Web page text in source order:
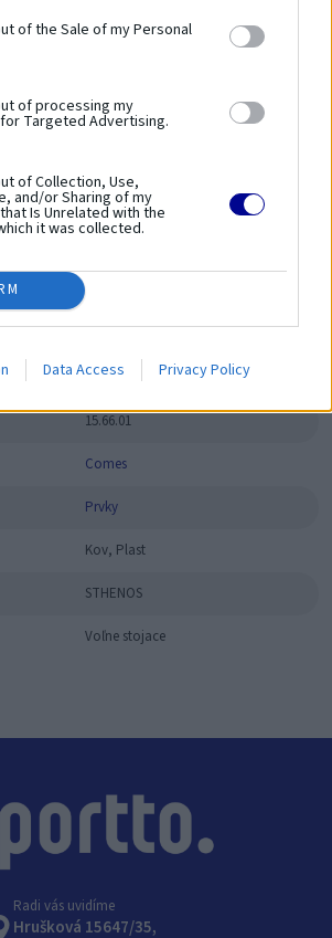
of the Sale of my Personal
of processing my
Targeted Advertising.
of Collection, Use,
and/or Sharing of my
Is Unrelated with the
it was collected.
Data Access Privacy Policy
1000 mm
PN-EN 16630:2015-06
1 osoba
900 mm
zóny: 4000 mm
zóny:
4000 mm
zóny:-
zóny:
15.66.01
Comes
Prvky
Kov, Plast
STHENOS
Voľne stojace
Radi vás uvidíme
Hrušková 15647/35,